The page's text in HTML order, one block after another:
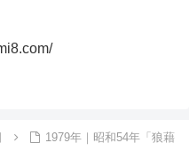
1979年｜昭和54年「狼藉